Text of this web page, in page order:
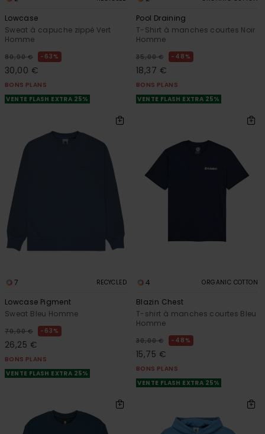
Lowcase
Sweat à capuche zippé Vert
Homme
80,00 € 63%
30,00 €
BONS PLANS
VENTE FLASH EXTRA 25%
Pool Draining
T-Shirt à manches courtes Noir
Homme
35,00 € 48%
18,37 €
BONS PLANS
VENTE FLASH EXTRA 25%
7 RECYCLED
Lowcase Pigment
Sweat Bleu Homme
70,00 € 63%
26,25 €
BONS PLANS
VENTE FLASH EXTRA 25%
4 ORGANIC COTTON
Blazin Chest
T-shirt à manches courtes Bleu
Homme
30,00 € 48%
15,75 €
BONS PLANS
VENTE FLASH EXTRA 25%